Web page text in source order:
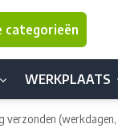
categorieën
WERKPLAATS
verzonden